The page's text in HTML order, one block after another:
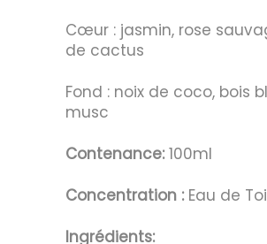
Cœur : jasmin, rose
de cactus
Fond : noix de coco, bois
musc
Contenance:100ml
Concentration : Eau de
Ingrédients: